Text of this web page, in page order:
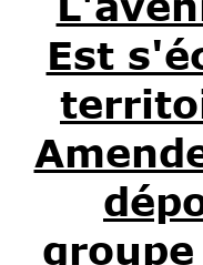
Est